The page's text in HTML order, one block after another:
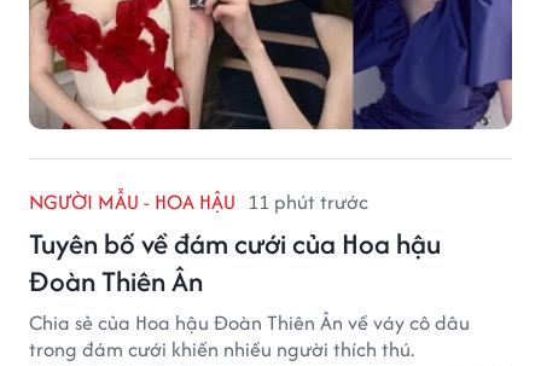
NGƯỜI MẪU - HOA HẬU 11 phút trước
Tuyên bố về đám cưới của Hoa hậu
Đoàn Thiên Ân
Chia sẻ của Hoa hậu Đoàn Thiên Ân về váy cô dâu
trong đám cưới khiến nhiều người thích thú.